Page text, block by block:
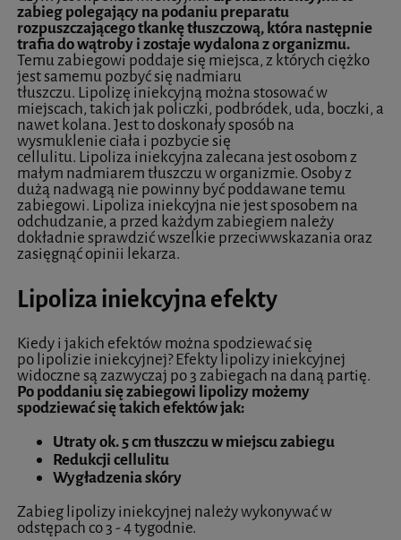
zabieg polegający na podaniu preparatu
rozpuszczającego tkankę tłuszczową, która następnie
trafia do wątroby i zostaje wydalona z organizmu.
Temu zabiegowi poddaje się miejsca, z których ciężko
jest samemu pozbyć się nadmiaru
tłuszczu. Lipolizę iniekcyjną można stosować w
miejscach, takich jak policzki, podbródek, uda, boczki, a
nawet kolana. Jest to doskonały sposób na
wysmuklenie ciała i pozbycie się
cellulitu. Lipoliza iniekcyjna zalecana jest osobom z
małym nadmiarem tłuszczu w organizmie. Osoby z
dużą nadwagą nie powinny być poddawane temu
zabiegowi. Lipoliza iniekcyjna nie jest sposobem na
odchudzanie, a przed każdym zabiegiem należy
dokładnie sprawdzić wszelkie przeciwwskazania oraz
zasięgnąć opinii lekarza.
Lipoliza iniekcyjna efekty
Kiedy i jakich efektów można spodziewać się
po lipolizie iniekcyjnej? Efekty lipolizy iniekcyjnej
widoczne są zazwyczaj po 3 zabiegach na daną partię.
Po poddaniu się zabiegowi lipolizy możemy
spodziewać się takich efektów jak:
Utraty ok. 5 cm tłuszczu w miejscu zabiegu
Redukcji cellulitu
Wygładzenia skóry
Zabieg lipolizy iniekcyjnej należy wykonywać w
odstępach co 3 - 4 tygodnie.